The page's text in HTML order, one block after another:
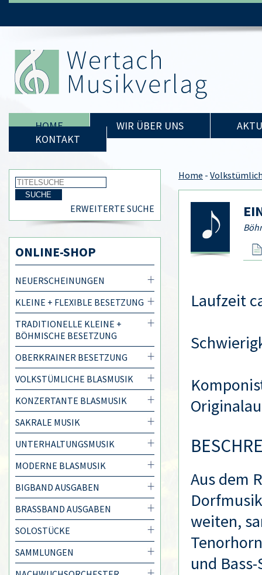
HOME WIR ÜBER UNS
KONTAKT
ERWEITERTE SUCHE
ONLINE-SHOP
NEUERSCHEINUNGEN
KLEINE + FLEXIBLE BESETZUNG
TRADITIONELLE KLEINE +
BÖHMISCHE BESETZUNG
OBERKRAINER BESETZUNG
VOLKSTÜMLICHE BLASMUSIK
KONZERTANTE BLASMUSIK
SAKRALE MUSIK
UNTERHALTUNGSMUSIK
MODERNE BLASMUSIK
BIGBAND AUSGABEN
BRASSBAND AUSGABEN
SOLOSTÜCKE
SAMMLUNGEN
Home -
Laufzeit
Aus dem
weiten,
und